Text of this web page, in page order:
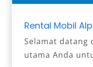
Rental Mobil
Selamat datang
utama Anda